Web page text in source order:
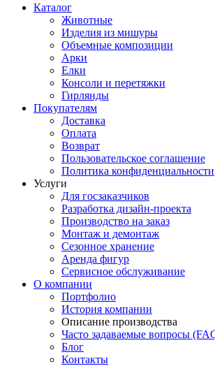
Каталог
Животные
Изделия из мишуры
Объемные композиции
Арки
Елки
Консоли и перетяжки
Гирлянды
Покупателям
Доставка
Оплата
Возврат
Пользовательское соглашение
Политика конфиденциальности
Услуги
Для госзаказчиков
Разработка дизайн-проекта
Производство на заказ
Монтаж и демонтаж
Сезонное хранение
Аренда фигур
Сервисное обслуживание
О компании
Портфолио
История компании
Описание производства
Часто задаваемые вопросы
Блог
Контакты